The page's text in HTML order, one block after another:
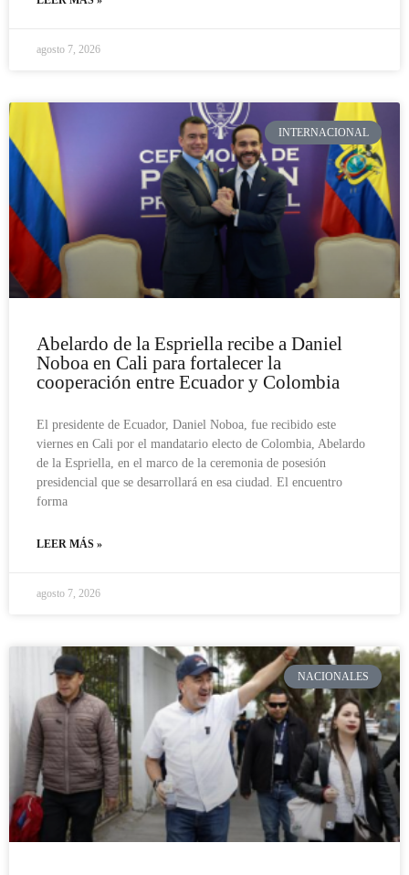
agosto 7, 2026
INTERNACIONAL
Abelardo de la Espriella recibe a Daniel
Noboa en Cali para fortalecer la
cooperación entre Ecuador y Colombia
El presidente de Ecuador, Daniel Noboa, fue recibido este
viernes en Cali por el mandatario electo de Colombia, Abelardo
de la Espriella, en el marco de la ceremonia de posesión
presidencial que se desarrollará en esa ciudad. El encuentro
forma
LEER MÁS »
agosto 7, 2026
NACIONALES